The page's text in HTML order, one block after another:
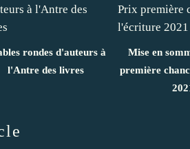
rondes d'auteurs à
l'Antre des livres
Mise en
première